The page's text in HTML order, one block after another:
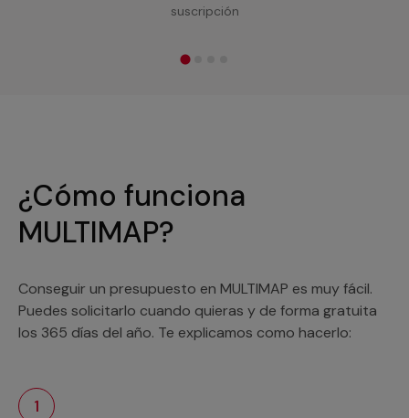
suscripción
¿Cómo funciona
MULTIMAP?
Conseguir un presupuesto en MULTIMAP es muy fácil.
Puedes solicitarlo cuando quieras y de forma gratuita
los 365 días del año. Te explicamos como hacerlo:
1